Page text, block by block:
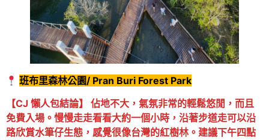
班布里森林公園/ Pran Buri Forest Park
【CJ 懶人包結論】 佔地不大，氣氛非常的輕鬆悠閒，而且
免費入場。慢慢走走看看大約一個小時，沿著步道走可以沿
路欣賞水筆仔生態，感覺很像台灣的紅樹林。建議下午四點